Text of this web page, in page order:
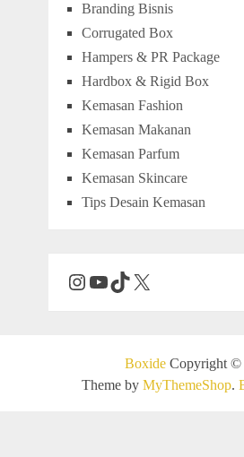
Branding Bisnis
Corrugated Box
Hampers & PR Package
Hardbox & Rigid Box
Kemasan Fashion
Kemasan Makanan
Kemasan Parfum
Kemasan Skincare
Tips Desain Kemasan
BoxideCopyright ©
Theme byMyThemeShop.